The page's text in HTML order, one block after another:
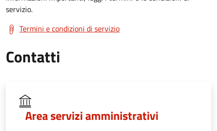
servizio.
Termini e condizioni di servizio
Contatti
Area servizi amministrativi